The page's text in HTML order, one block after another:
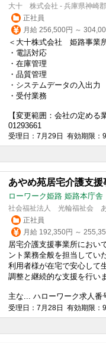
大十 株式会社 - 兵庫県神崎
正社員
月給 256,500円 ～
＜大十株式会社 姫路事業
・電話対応
・在庫管理
・品質管理
・システムデータの入出力
・受付業務
【変更範囲：会社の定め
01293661
受理日：7月29日 有効期限：
あやめ苑居宅介護支
ローワーク姫路 姫路本庁舎
社会福祉法人 光輪福祉会 あ
正社員
月給 192,350円 ～
居宅介護支援事業所におい
ント業務全般を担当してい
利用者様が在宅で安心して
調整と継続的な支援を行い
主な... ハローワーク求人番
受理日：7月28日 有効期限：